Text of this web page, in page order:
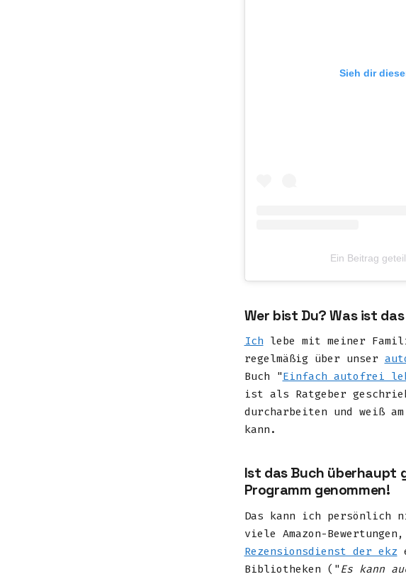
Sieh dir
Ein Beitrag
Wer bist Du? Was ist
Ich lebe mit meiner
regelmäßig über unser
Buch "Einfach autofrei
ist als Ratgeber
durcharbeiten und weiß
kann.
Ist das Buch überhaupt
Programm genommen!
Das kann ich persönlich
viele Amazon-
Rezensionsdienst der ekz
Bibliotheken (" Es kann